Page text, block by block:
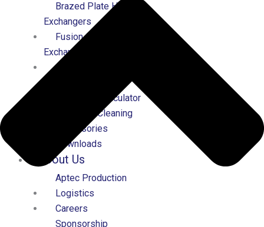
Brazed Plate Heat
Exchangers
Fusion-bonded Plate Heat
Exchangers
Gasketed Plate Heat
Exchanger Calculator
Service & Cleaning
Accessories
Downloads
About Us
Aptec Production
Logistics
Careers
Sponsorship